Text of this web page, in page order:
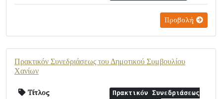
Προβολή
Πρακτικόν Συνεδριάσεως του Δημοτικού Συμβουλίου
Χανίων
Τίτλος
Πρακτικόν Συνεδριάσεως